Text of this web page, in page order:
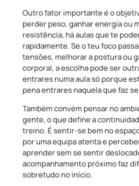
Outro fator importante é o
perder peso, ganhar energia ou
resistência, há aulas que te
rapidamente. Se o teu foco
tensões, melhorar a postura ou
corporal, a escolha pode ser
entrares numa aula só porque
pena entrares naquela que faz
Também convém pensar no
gente, o que define a
treino. É sentir-se bem no
por uma equipa atenta e
aprender sem se sentir
acompanhamento próximo faz
sobretudo no início.